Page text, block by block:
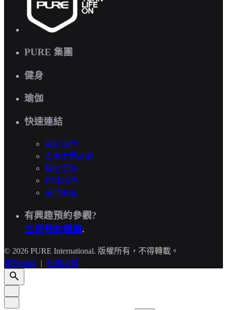
PURE 集團
健身
瑜伽
快速連結
關於我們
企業健康計劃
職位空缺
聯絡我們
常見問題
有興趣預約參觀?
立即預約體驗.
© 2026 PURE International. 版權所有，不得轉載。
服務條款 | 私隱政策